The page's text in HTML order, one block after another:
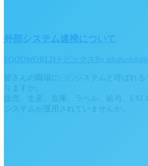
外部システム連携について
FOODWORLDトピックス By
皆さんの職場に〇〇システムと呼ばれ
りますか。
販売、生産、在庫、ラベル、給与、
システムが運用されていませんか。